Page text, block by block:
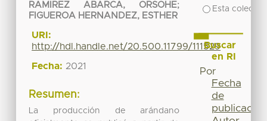
RAMIREZ ABARCA, ORSOHE;
FIGUEROA HERNANDEZ, ESTHER
URI:
http://hdl.handle.net/20.500.11799/111529
Fecha: 2021
Resumen:
La producción de arándano
Esta
Buscar
en RI
Por
Fecha
de
publicación